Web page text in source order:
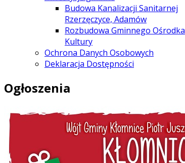
Budowa Kanalizacji Sanitarnej
Rzerzęczyce, Adamów
Rozbudowa Gminnego Ośrodka
Kultury
Ochrona Danych Osobowych
Deklaracja Dostępności
Ogłoszenia